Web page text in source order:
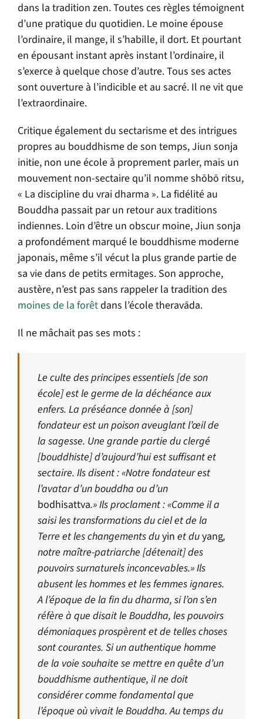
dans la tradition zen. Toutes ces règles témoignent
d’une pratique du quotidien. Le moine épouse
l’ordinaire, il mange, il s’habille, il dort. Et pourtant
en épousant instant après instant l’ordinaire, il
s’exerce à quelque chose d’autre. Tous ses actes
sont ouverture à l’indicible et au sacré. Il ne vit que
l’extraordinaire.
Critique également du sectarisme et des intrigues
propres au bouddhisme de son temps, Jiun sonja
initie, non une école à proprement parler, mais un
mouvement non-sectaire qu’il nomme shōbō ritsu,
« La discipline du vrai dharma ». La fidélité au
Bouddha passait par un retour aux traditions
indiennes. Loin d’être un obscur moine, Jiun sonja
a profondément marqué le bouddhisme moderne
japonais, même s’il vécut la plus grande partie de
sa vie dans de petits ermitages. Son approche,
austère, n’est pas sans rappeler la tradition des
moines de la forêtdans l’école theravāda.
Il ne mâchait pas ses mots :
Le culte des principes essentiels [de son
école] est le germe de la déchéance aux
enfers. La préséance donnée à [son]
fondateur est un poison aveuglant l’œil de
la sagesse. Une grande partie du clergé
[bouddhiste] d’aujourd’hui est suffisant et
sectaire. Ils disent : «Notre fondateur est
l’avatar d’un bouddha ou d’un
bodhisattva.» Ils proclament : «Comme il a
saisi les transformations du ciel et de la
Terre et les changements duyin et duyang,
notre maître-patriarche [détenait] des
pouvoirs surnaturels inconcevables.» Ils
abusent les hommes et les femmes ignares.
A l’époque de la fin du dharma, si l’on s’en
réfère à que disait le Bouddha, les pouvoirs
démoniaques prospèrent et de telles choses
sont courantes. Si un authentique homme
de la voie souhaite se mettre en quête d’un
bouddhisme authentique, il ne doit
considérer comme fondamental que
l’époque où vivait le Bouddha. Au temps du